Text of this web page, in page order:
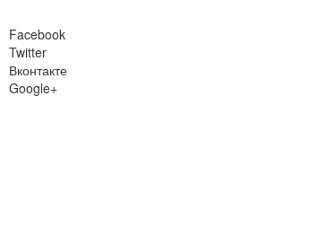
Facebook
Twitter
Вконтакте
Google+